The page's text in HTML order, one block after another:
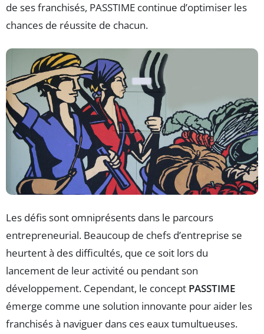
de ses franchisés, PASSTIME continue d’optimiser les
chances de réussite de chacun.
Les défis sont omniprésents dans le parcours
entrepreneurial. Beaucoup de chefs d’entreprise se
heurtent à des difficultés, que ce soit lors du
lancement de leur activité ou pendant son
développement. Cependant, le concept PASSTIME
émerge comme une solution innovante pour aider les
franchisés à naviguer dans ces eaux tumultueuses.